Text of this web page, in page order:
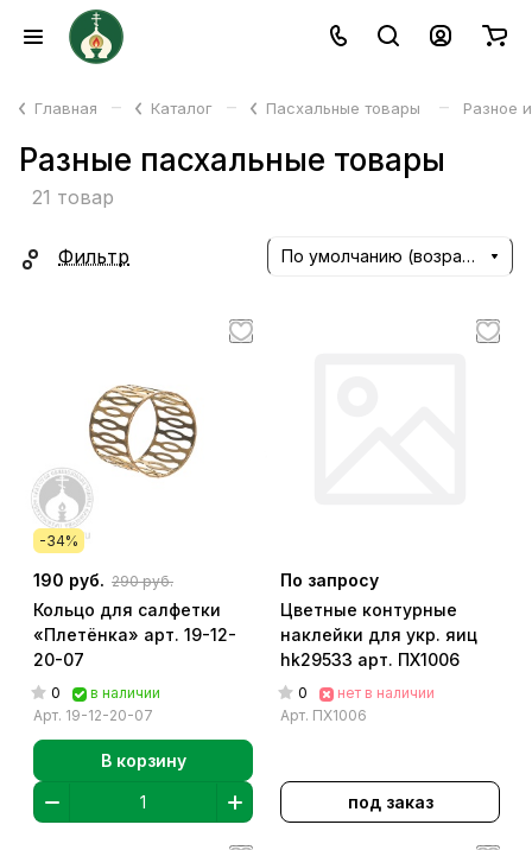
Главная – Каталог – Пасхальные товары – Разное
Разные пасхальные товары
21 товар
Фильтр По умолчанию (возрастание)
-34%
190 руб. 290 руб.
Кольцо для салфетки
«Плетёнка» арт. 19-12-
20-07
0
в наличии
Арт. 19-12-20-07
В корзину
По запросу
Цветные контурные
наклейки для укр. яиц
hk29533 арт. ПХ1006
0
нет в наличии
Арт. ПХ1006
под заказ